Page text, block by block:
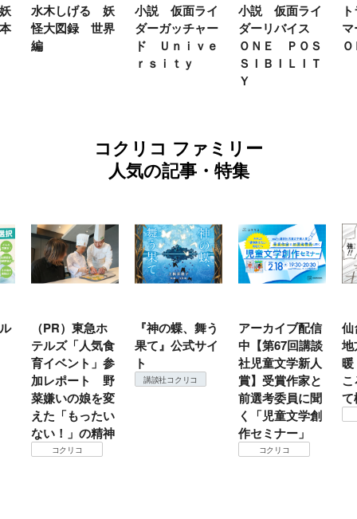
水木しげる 妖
怪大図録 世界
編
小説 仮面ライ
ダーガッチャー
ド Ｕｎｉｖｅ
ｒｓｉｔｙ
小説 仮面ライ
ダーリバイス
ＯＮＥ ＰＯＳ
ＳＩＢＩＬＩＴ
Ｙ
コクリコ ファミリー
人気の記事・特集
（PR）東急ホ
テルズ「人気食
育イベント」参
加レポート 野
菜嫌いの娘を変
えた「もったい
ない！」の精神
コクリコ
『神の蝶、舞う
果て』公式サイ
ト
講談社コクリコ
アーカイブ配信
中【第67回講談
社児童文学新人
賞】受賞作家と
前選考委員に聞
く「児童文学創
作セミナー」
コクリコ
仙
地
て